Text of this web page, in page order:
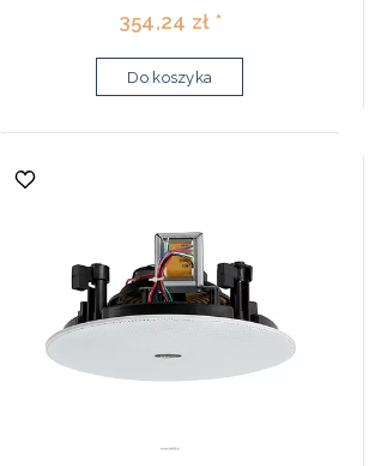
354,24 zł *
Do koszyka